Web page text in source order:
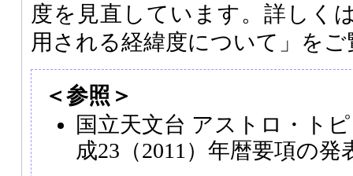
度を見直しています。詳しく
用される経緯度について」を
＜参照＞
国立天文台 アストロ・ト
成23（2011）年暦要項の発